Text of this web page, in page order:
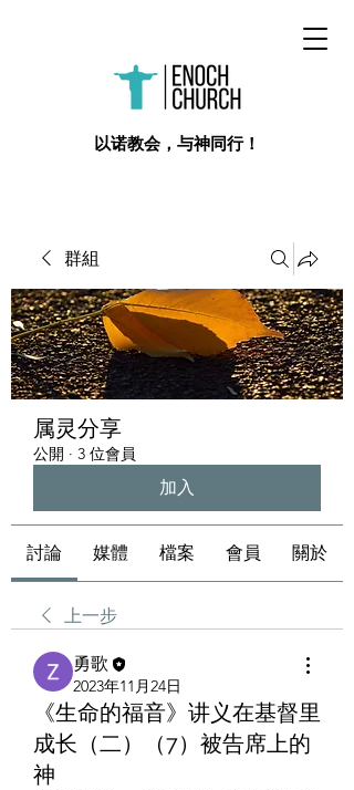
​以诺教会，与神同行！
群組
属灵分享
公開 · 3 位會員
加入
討論 媒體 檔案 會員 關於
上一步
勇歌
2023年11月24日
《生命的福音》讲义在基督里
成长（二）（7）被告席上的
神